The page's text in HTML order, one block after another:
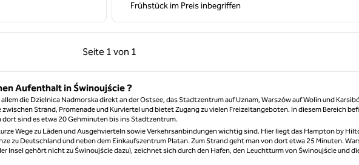
Frühstück im Preis inbegriffen
Seite 1 von 1
Vorherige Seite, 1 von 1
Seite 1 von 1
Aufenthalt in Świnoujście ?
die Dzielnica Nadmorska direkt an der Ostsee, das Stadtzentrum auf Uznam, Warszów auf Wolin und
Strand, Promenade und Kurviertel und bietet Zugang zu vielen Freizeitangeboten. In diesem Bereich
dort sind es etwa 20 Gehminuten bis ins Stadtzentrum.
Wege zu Läden und Ausgehvierteln sowie Verkehrsanbindungen wichtig sind. Hier liegt das Hampton by
zu Deutschland und neben dem Einkaufszentrum Platan. Zum Strand geht man von dort etwa 25 Minuten.
Insel gehört nicht zu Świnoujście dazu), zeichnet sich durch den Hafen, den Leuchtturm von Świnoujście und